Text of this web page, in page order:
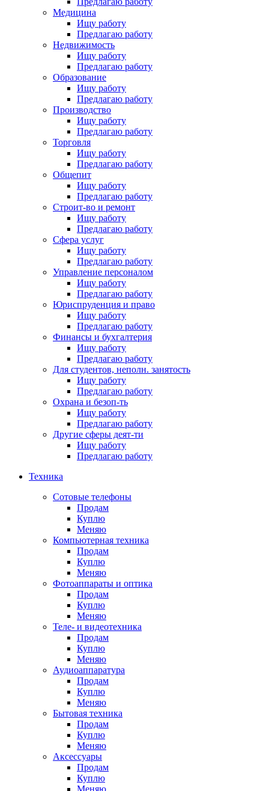
Медицина
Ищу работу
Предлагаю работу
Недвижимость
Ищу работу
Предлагаю работу
Образование
Ищу работу
Предлагаю работу
Производство
Ищу работу
Предлагаю работу
Торговля
Ищу работу
Предлагаю работу
Общепит
Ищу работу
Предлагаю работу
Строит-во и ремонт
Ищу работу
Предлагаю работу
Сфера услуг
Ищу работу
Предлагаю работу
Управление персоналом
Ищу работу
Предлагаю работу
Юриспруденция и право
Ищу работу
Предлагаю работу
Финансы и бухгалтерия
Ищу работу
Предлагаю работу
Для студентов, неполн. занятость
Ищу работу
Предлагаю работу
Охрана и безоп-ть
Ищу работу
Предлагаю работу
Другие сферы деят-ти
Ищу работу
Предлагаю работу
Техника
Сотовые телефоны
Продам
Куплю
Меняю
Компьютерная техника
Продам
Куплю
Меняю
Фотоаппараты и оптика
Продам
Куплю
Меняю
Теле- и видеотехника
Продам
Куплю
Меняю
Аудиоаппаратура
Продам
Куплю
Меняю
Бытовая техника
Продам
Куплю
Меняю
Аксессуары
Продам
Куплю
Меняю